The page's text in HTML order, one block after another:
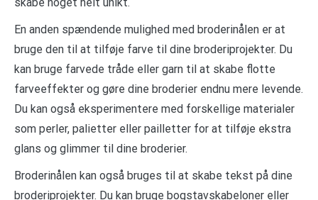
En anden spændende mulighed med broderinålen er at
bruge den til at tilføje farve til dine broderiprojekter. Du
kan bruge farvede tråde eller garn til at skabe flotte
farveeffekter og gøre dine broderier endnu mere levende.
Du kan også eksperimentere med forskellige materialer
som perler, palietter eller pailletter for at tilføje ekstra
glans og glimmer til dine broderier.
Broderinålen kan også bruges til at skabe tekst på dine
broderiprojekter. Du kan bruge bogstavskabeloner eller